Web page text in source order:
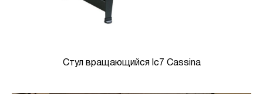
Стул вращающийся lc7 Cassina